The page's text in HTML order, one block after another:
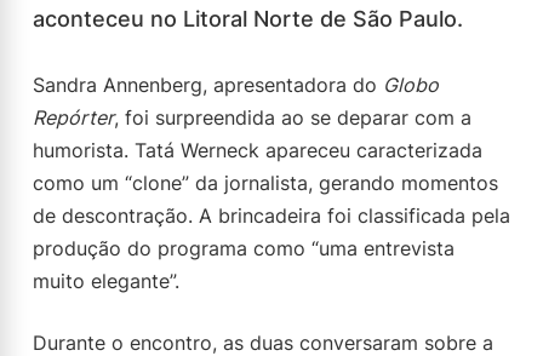
aconteceu no Litoral Norte de São Paulo.
Sandra Annenberg, apresentadora do Globo
Repórter, foi surpreendida ao se deparar com a
humorista. Tatá Werneck apareceu caracterizada
como um “clone” da jornalista, gerando momentos
de descontração. A brincadeira foi classificada pela
produção do programa como “uma entrevista
muito elegante”.
Durante o encontro, as duas conversaram sobre a